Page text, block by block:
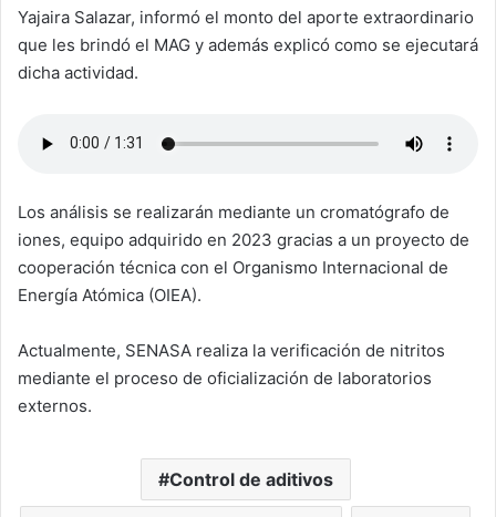
Yajaira Salazar, informó el monto del aporte extraordinario
que les brindó el MAG y además explicó como se ejecutará
dicha actividad.
Los análisis se realizarán mediante un cromatógrafo de
iones, equipo adquirido en 2023 gracias a un proyecto de
cooperación técnica con el Organismo Internacional de
Energía Atómica (OIEA).
Actualmente, SENASA realiza la verificación de nitritos
mediante el proceso de oficialización de laboratorios
externos.
Control de aditivos